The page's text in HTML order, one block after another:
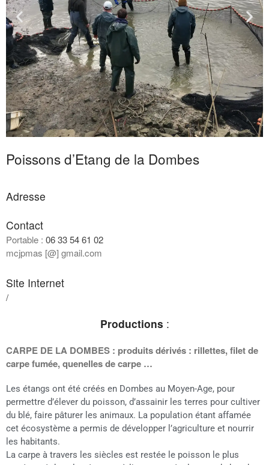
Poissons d’Etang de la Dombes
Adresse
Contact
Portable : 06 33 54 61 02
mcjpmas [@] gmail.com
Site Internet
/
Productions :
CARPE DE LA DOMBES : produits dérivés : rillettes, filet de
carpe fumée, quenelles de carpe …
Les étangs ont été créés en Dombes au Moyen-Age, pour
permettre d’élever du poisson, d’assainir les terres pour cultiver
du blé, faire pâturer les animaux. La population étant affamée
cet écosystème a permis de développer l’agriculture et nourrir
les habitants.
La carpe à travers les siècles est restée le poisson le plus